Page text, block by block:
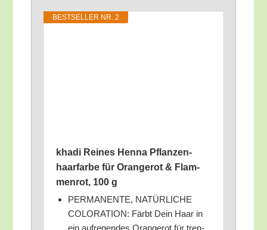
BEST­SEL­LER NR. 2
kha­di Rei­nes Hen­na Pflan­zen­
haar­far­be für Oran­ge­rot & Flam­
men­rot, 100 g
PERMANENTE, NATÜRLICHE
COLORATION: Färbt Dein Haar in
ein auf­re­gen­des Oran­ge­rot für tren­